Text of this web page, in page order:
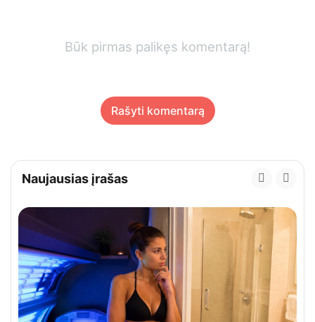
Būk pirmas palikęs komentarą!
Rašyti komentarą
Naujausias įrašas